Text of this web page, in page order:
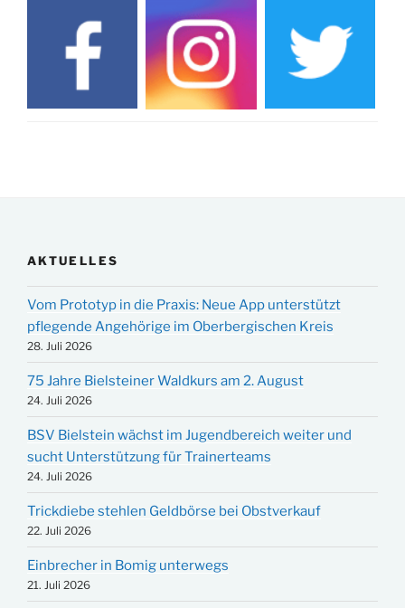
AKTUELLES
Vom Prototyp in die Praxis: Neue App unterstützt
pflegende Angehörige im Oberbergischen Kreis
28. Juli 2026
75 Jahre Bielsteiner Waldkurs am 2. August
24. Juli 2026
BSV Bielstein wächst im Jugendbereich weiter und
sucht Unterstützung für Trainerteams
24. Juli 2026
Trickdiebe stehlen Geldbörse bei Obstverkauf
22. Juli 2026
Einbrecher in Bomig unterwegs
21. Juli 2026